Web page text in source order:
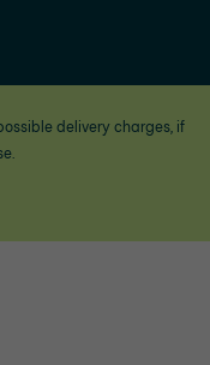
delivery charges, if